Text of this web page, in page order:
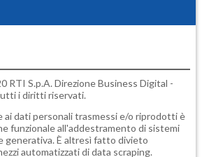
RTI S.p.A. Direzione Business Digital -
i diritti riservati.
dati personali trasmessi e/o riprodotti è
funzionale all'addestramento di sistemi
generativa. È altresì fatto divieto
automatizzati di data scraping.